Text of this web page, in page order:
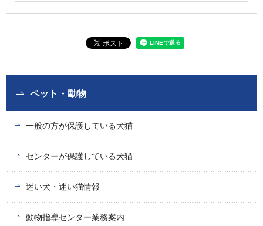
ペット・動物
一般の方が保護している犬猫
センターが保護している犬猫
迷い犬・迷い猫情報
動物指導センター業務案内